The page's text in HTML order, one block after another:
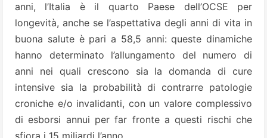
anni, l’Italia è il quarto Paese dell’OCSE per
longevità, anche se l’aspettativa degli anni di vita in
buona salute è pari a 58,5 anni: queste dinamiche
hanno determinato l’allungamento del numero di
anni nei quali crescono sia la domanda di cure
intensive sia la probabilità di contrarre patologie
croniche e/o invalidanti, con un valore complessivo
di esborsi annui per far fronte a questi rischi che